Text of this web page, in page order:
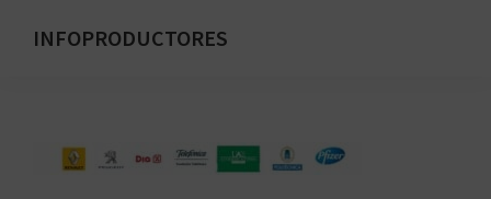
INFOPRODUCTORES
digitales